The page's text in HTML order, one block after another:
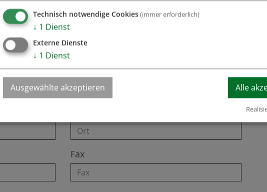
Fax
Technisch notwendige Cookies(immer erforderlich)
↓ 1 Dienst
Externe Dienste
↓ 1 Dienst
Ausgewählte akzeptieren Alle